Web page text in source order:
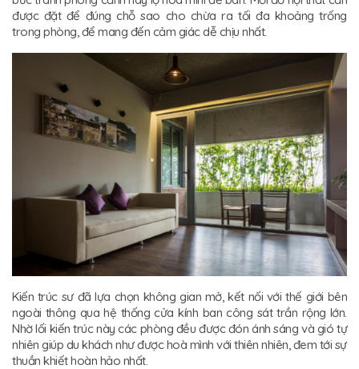
được đặt để đúng chỗ sao cho chừa ra tối đa khoảng trống
trong phòng, để mang đến cảm giác dễ chịu nhất.
Kiến trúc sư đã lựa chọn không gian mở, kết nối với thế giới bên
ngoài thông qua hệ thống cửa kính ban công sát trần rộng lớn.
Nhờ lối kiến trúc này các phòng đều được đón ánh sáng và gió tự
nhiên giúp du khách như được hoà mình với thiên nhiên, đem tới sự
thuần khiết hoàn hảo nhất.